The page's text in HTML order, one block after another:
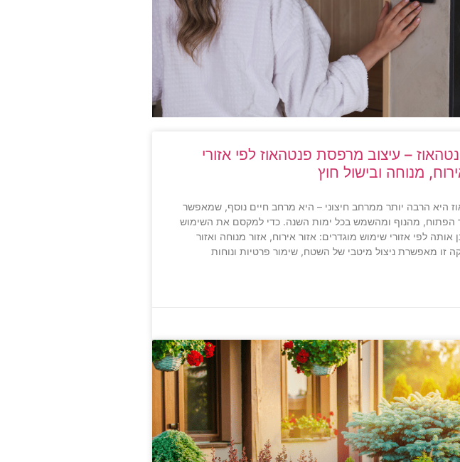
– עיצוב מרפסת פנטהאוז לפי אזורי
מנוחה ובישול חוץ
היא הרבה יותר ממרחב חיצוני – היא מרחב חיים נוסף, שמאפשר
הפתוח, מהנוף ומהשמש בכל ימות השנה. כדי למקסם את השימוש
לפי אזורי שימוש מוגדרים: אזור אירוח, אזור מנוחה ואזור
זו מאפשרת ניצול מיטבי של השטח, שימור פרטיות ונוחות